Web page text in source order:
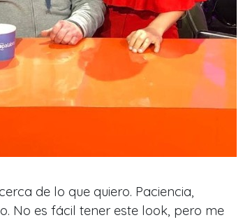
de lo que quiero. Paciencia,
No es fácil tener este look, pero me